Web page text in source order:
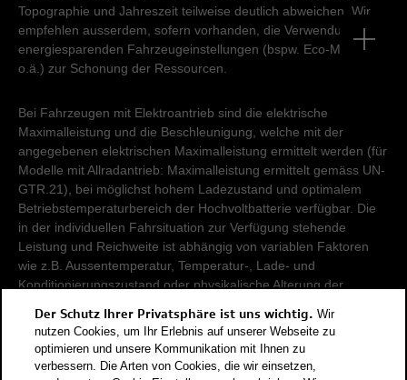
Topographie und Jahreszeit teilweise deutlich abweichen. Wir
empfehlen ausserdem, sofern vorhanden, die Verwendung von
energiesparenden Fahrzeugeinstellungen (bspw. Eco-Modus
o.ä.) zur Schonung der Ressourcen.
Bei Fahrzeugen mit Elektroantrieb sind die elektrische
Maximalleistung und die Beschleunigung, welche mit der
angegebenen elektrischen Maximalleistung ermittelt werden (für
Modelle mit Allradantrieb: Maximalleistung ermittelt gemäss UN-
GTR.21), bei möglichst hohem Ladezustand und optimalem
Betriebstemperaturbereich der Hochvoltbatterie verfügbar. Die
in der individuellen Fahrsituation zur Verfügung stehende
Leistung und Reichweite ist abhängig von variablen Faktoren
wie z.B. Aussentemperatur, Temperatur-, Lade- und
Konditionierungszustand oder physikalische Alterung der
Damit Energieverbräuche unterschiedlicher Antriebsformen
(Benzin, Diesel, Gas, Strom, usw.) vergleichbar sind, werden sie
Der Schutz Ihrer Privatsphäre ist uns wichtig. Wir
nutzen Cookies, um Ihr Erlebnis auf unserer Webseite zu
optimieren und unsere Kommunikation mit Ihnen zu
verbessern. Die Arten von Cookies, die wir einsetzen,